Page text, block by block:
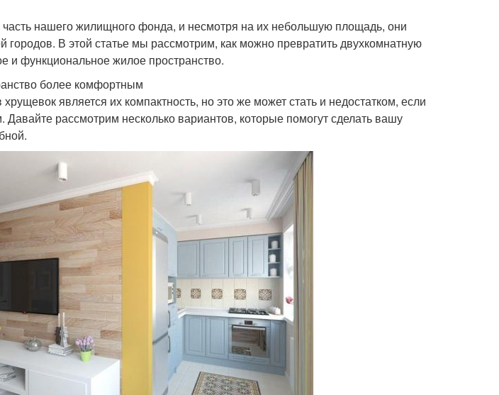
нашего жилищного фонда, и несмотря на их небольшую площадь, они
городов. В этой статье мы рассмотрим, как можно превратить двухкомнатную
и функциональное жилое пространство.
более комфортным
является их компактность, но это же может стать и недостатком, если
Давайте рассмотрим несколько вариантов, которые помогут сделать вашу